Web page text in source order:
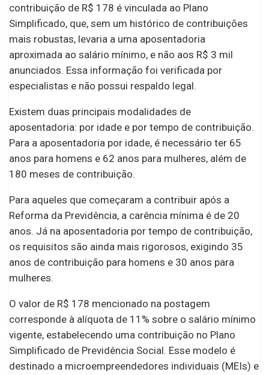
contribuição de R$ 178 é vinculada ao Plano
Simplificado, que, sem um histórico de contribuições
mais robustas, levaria a uma aposentadoria
aproximada ao salário mínimo, e não aos R$ 3 mil
anunciados. Essa informação foi verificada por
especialistas e não possui respaldo legal.
Existem duas principais modalidades de
aposentadoria: por idade e por tempo de contribuição.
Para a aposentadoria por idade, é necessário ter 65
anos para homens e 62 anos para mulheres, além de
180 meses de contribuição.
Para aqueles que começaram a contribuir após a
Reforma da Previdência, a carência mínima é de 20
anos. Já na aposentadoria por tempo de contribuição,
os requisitos são ainda mais rigorosos, exigindo 35
anos de contribuição para homens e 30 anos para
mulheres.
O valor de R$ 178 mencionado na postagem
corresponde à alíquota de 11% sobre o salário mínimo
vigente, estabelecendo uma contribuição no Plano
Simplificado de Previdência Social. Esse modelo é
destinado a microempreendedores individuais (MEIs) e